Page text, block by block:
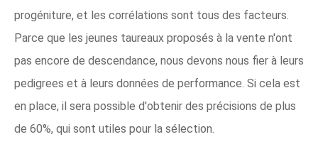
progéniture, et les corrélations sont tous des facteurs.
Parce que les jeunes taureaux proposés à la vente n'ont
pas encore de descendance, nous devons nous fier à leurs
pedigrees et à leurs données de performance. Si cela est
en place, il sera possible d'obtenir des précisions de plus
de 60%, qui sont utiles pour la sélection.